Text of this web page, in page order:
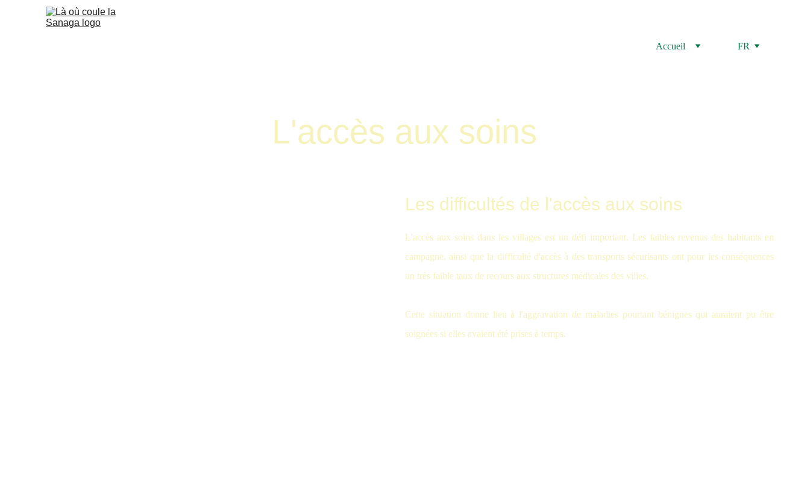
Accueil FR
L'accès aux soins
Les difficultés de l'accès aux soins
L'accès aux soins dans les villages est un défi important. Les faibles revenus des habitants en
campagne, ainsi que la difficulté d'accès à des transports sécurisants ont pour les conséquences
un très faible taux de recours aux structures médicales des villes.
Cette situation donne lieu à l'aggravation de maladies pourtant bénignes qui auraient pu être
soignées si elles avaient été prises à temps.